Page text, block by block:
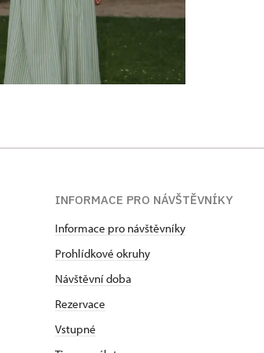
INFORMACE PRO NÁVŠTĚVNÍKY
Informace pro návštěvníky
Prohlídkové okruhy
Návštěvní doba
Rezervace
Vstupné